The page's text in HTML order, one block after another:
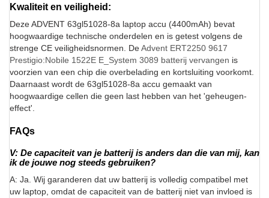
Kwaliteit en veiligheid:
Deze ADVENT 63gl51028-8a laptop accu (4400mAh) bevat
hoogwaardige technische onderdelen en is getest volgens de
strenge CE veiligheidsnormen. DeAdvent ERT2250 9617
Prestigio:Nobile 1522E E_System 3089 batterij vervangen is
voorzien van een chip die overbelading en kortsluiting voorkomt.
Daarnaast wordt de 63gl51028-8a accu gemaakt van
hoogwaardige cellen die geen last hebben van het 'geheugen-
effect'.
FAQs
V: De capaciteit van je batterij is anders dan die van mij, kan
ik de jouwe nog steeds gebruiken?
A: Ja. Wij garanderen dat uw batterij is volledig compatibel met
uw laptop, omdat de capaciteit van de batterij niet van invloed is